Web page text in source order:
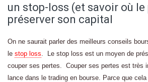
un stop-loss (et savoir où
préserver son capital
On ne saurait parler des meilleurs conseils
le stop loss. Le stop loss est un moyen de
couper ses pertes. Couper ses pertes est très
lance dans le trading en bourse. Parce que